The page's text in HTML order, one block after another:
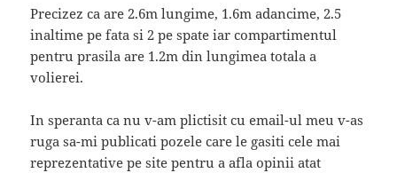
Precizez ca are 2.6m lungime, 1.6m adancime, 2.5
inaltime pe fata si 2 pe spate iar compartimentul
pentru prasila are 1.2m din lungimea totala a
volierei.
In speranta ca nu v-am plictisit cu email-ul meu v-as
ruga sa-mi publicati pozele care le gasiti cele mai
reprezentative pe site pentru a afla opinii atat